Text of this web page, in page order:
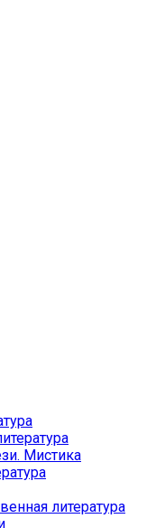
Мистика
литература